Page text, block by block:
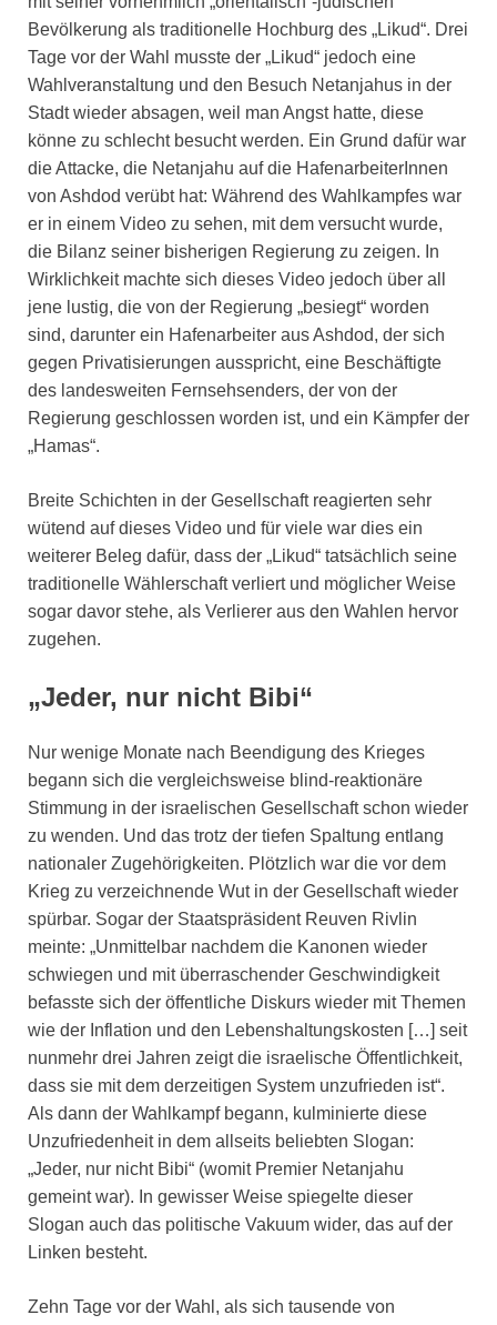
Bevölkerung als traditionelle Hochburg des „Likud“. Drei
Tage vor der Wahl musste der „Likud“ jedoch eine
Wahlveranstaltung und den Besuch Netanjahus in der
Stadt wieder absagen, weil man Angst hatte, diese
könne zu schlecht besucht werden. Ein Grund dafür war
die Attacke, die Netanjahu auf die HafenarbeiterInnen
von Ashdod verübt hat: Während des Wahlkampfes war
er in einem Video zu sehen, mit dem versucht wurde,
die Bilanz seiner bisherigen Regierung zu zeigen. In
Wirklichkeit machte sich dieses Video jedoch über all
jene lustig, die von der Regierung „besiegt“ worden
sind, darunter ein Hafenarbeiter aus Ashdod, der sich
gegen Privatisierungen ausspricht, eine Beschäftigte
des landesweiten Fernsehsenders, der von der
Regierung geschlossen worden ist, und ein Kämpfer der
„Hamas“.
Breite Schichten in der Gesellschaft reagierten sehr
wütend auf dieses Video und für viele war dies ein
weiterer Beleg dafür, dass der „Likud“ tatsächlich seine
traditionelle Wählerschaft verliert und möglicher Weise
sogar davor stehe, als Verlierer aus den Wahlen hervor
zugehen.
„Jeder, nur nicht Bibi“
Nur wenige Monate nach Beendigung des Krieges
begann sich die vergleichsweise blind-reaktionäre
Stimmung in der israelischen Gesellschaft schon wieder
zu wenden. Und das trotz der tiefen Spaltung entlang
nationaler Zugehörigkeiten. Plötzlich war die vor dem
Krieg zu verzeichnende Wut in der Gesellschaft wieder
spürbar. Sogar der Staatspräsident Reuven Rivlin
meinte: „Unmittelbar nachdem die Kanonen wieder
schwiegen und mit überraschender Geschwindigkeit
befasste sich der öffentliche Diskurs wieder mit Themen
wie der Inflation und den Lebenshaltungskosten […] seit
nunmehr drei Jahren zeigt die israelische Öffentlichkeit,
dass sie mit dem derzeitigen System unzufrieden ist“.
Als dann der Wahlkampf begann, kulminierte diese
Unzufriedenheit in dem allseits beliebten Slogan:
„Jeder, nur nicht Bibi“ (womit Premier Netanjahu
gemeint war). In gewisser Weise spiegelte dieser
Slogan auch das politische Vakuum wider, das auf der
Linken besteht.
Zehn Tage vor der Wahl, als sich tausende von